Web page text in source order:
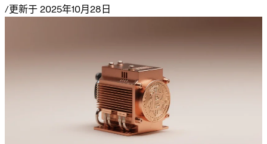
/更新于 2025年10月28日